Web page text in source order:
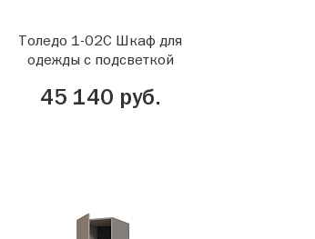
Толедо 1-02С Шкаф для
одежды с подсветкой
45 140 руб.